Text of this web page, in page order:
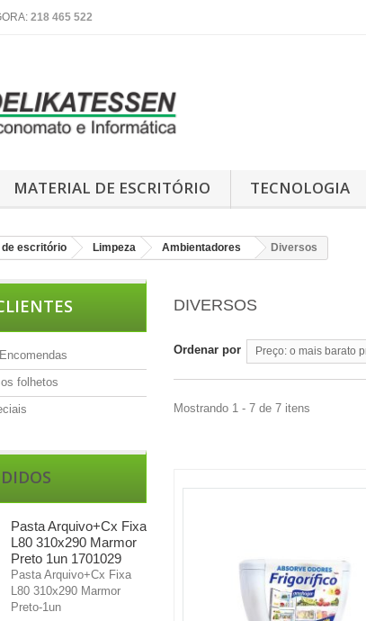
218 465 522
MATERIAL DE ESCRITÓRIO TECNOLOGIA
escritório Limpeza Ambientadores Diversos
folhetos
Pasta Arquivo+Cx Fixa
L80 310x290 Marmor
Preto 1un 1701029
Pasta Arquivo+Cx Fixa
L80 310x290 Marmor
Preto-1un
DIVERSOS
Ordenar por
Mostrando 1 - 7 de 7 itens